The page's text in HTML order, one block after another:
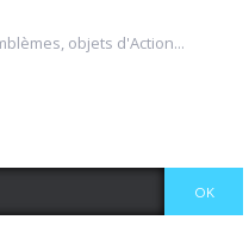
objets d'Action...